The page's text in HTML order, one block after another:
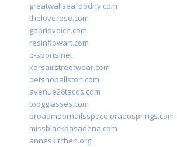
greatwallseafoodny.com
theloverose.com
gabriovoice.com
resinflowart.com
p-sports.net
korsairstreetwear.com
petshopallston.com
avenue26tacos.com
topgglasses.com
broadmoornailsspacoloradosprings.com
missblackpasadena.com
anneskitchen.org